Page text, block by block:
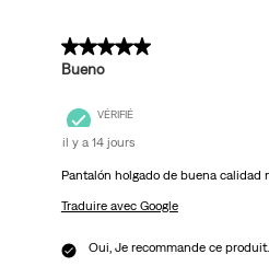
5 sur 5 étoiles.
Bueno
VÉRIFIÉ
il y a 14 jours
Pantalón holgado de buena calidad
Traduire avec Google
Oui, Je recommande ce produit.